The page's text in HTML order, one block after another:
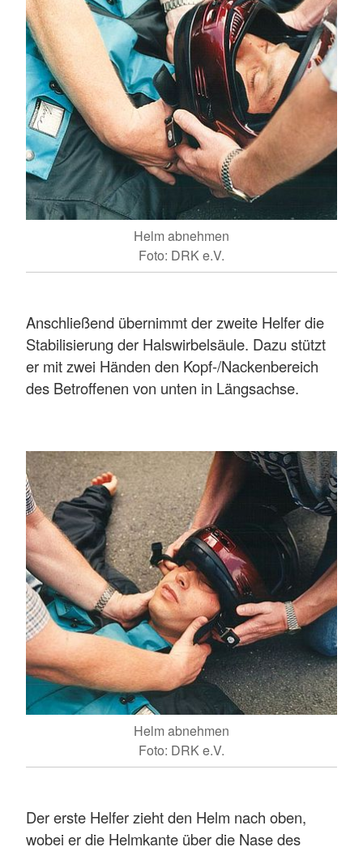
Helm abnehmen
Foto: DRK e.V.
Anschließend übernimmt der zweite Helfer die
Stabilisierung der Halswirbelsäule. Dazu stützt
er mit zwei Händen den Kopf-/Nackenbereich
des Betroffenen von unten in Längsachse.
Helm abnehmen
Foto: DRK e.V.
Der erste Helfer zieht den Helm nach oben,
wobei er die Helmkante über die Nase des